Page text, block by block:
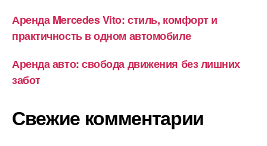
Аренда Mercedes Vito: стиль, комфорт и
практичность в одном автомобиле
Аренда авто: свобода движения без лишних
забот
Свежие комментарии